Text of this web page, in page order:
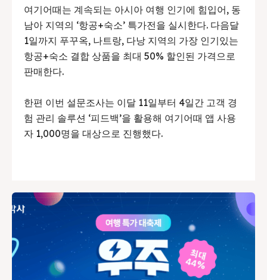
여기어때는 계속되는 아시아 여행 인기에 힘입어, 동
남아 지역의 ‘항공+숙소’ 특가전을 실시한다. 다음달
1일까지 푸꾸옥, 나트랑, 다낭 지역의 가장 인기있는
항공+숙소 결합 상품을 최대 50% 할인된 가격으로
판매한다.
한편 이번 설문조사는 이달 11일부터 4일간 고객 경
험 관리 솔루션 ‘피드백’을 활용해 여기어때 앱 사용
자 1,000명을 대상으로 진행했다.